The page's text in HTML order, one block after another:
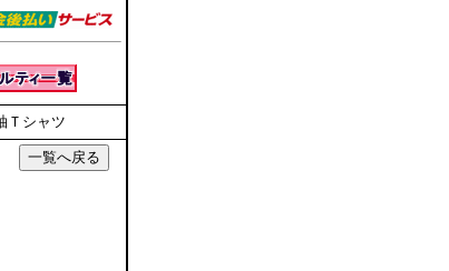
Ｔシャツ